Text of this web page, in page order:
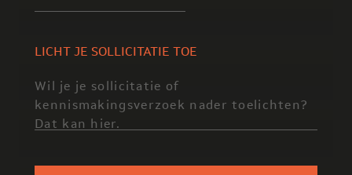
DD
slash
JJJJ
LICHT JE SOLLICITATIE TOE